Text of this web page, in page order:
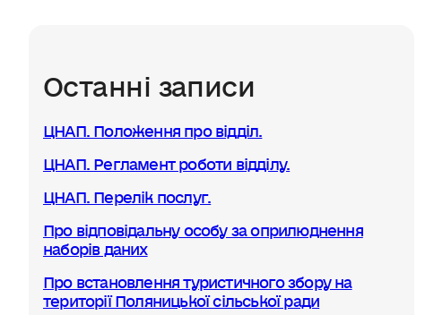
Останні записи
ЦНАП. Положення про відділ.
ЦНАП. Регламент роботи відділу.
ЦНАП. Перелік послуг.
Про відповідальну особу за оприлюднення
наборів даних
Про встановлення туристичного збору на
території Поляницької сільської ради